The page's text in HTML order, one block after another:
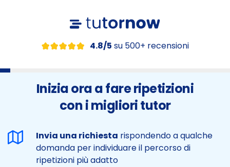
4.8/5 su 500+ recensioni
Inizia ora a fare ripetizioni
con i migliori tutor
Invia una richiesta rispondendo a qualche
domanda per individuare il percorso di
ripetizioni più adatto